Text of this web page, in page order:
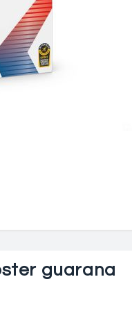
guarana